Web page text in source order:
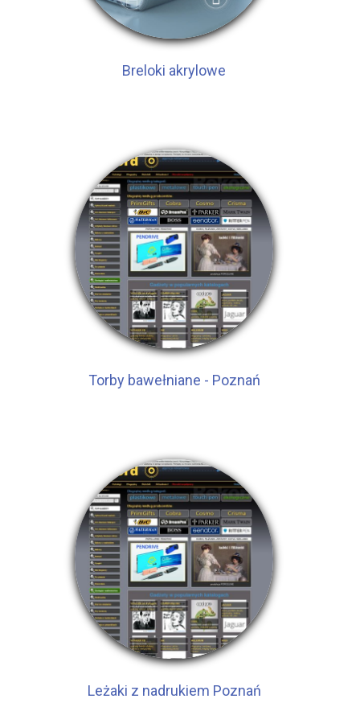
Breloki akrylowe
Torby bawełniane - Poznań
Leżaki z nadrukiem Poznań